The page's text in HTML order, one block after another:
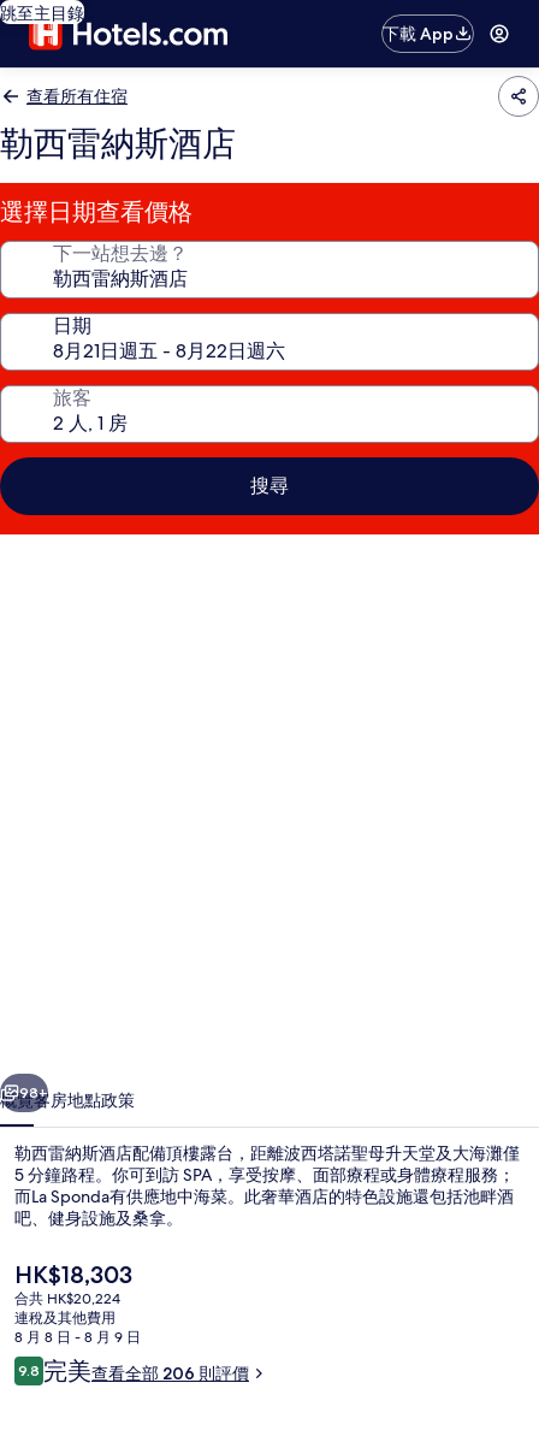
跳至主目錄
下載 App
查看所有住宿
勒西雷納斯酒店
選擇日期查看價格
下一站想去邊？
日期
旅客
搜尋
相
片
集
個 下一個
98+
概覽客房地點政策
勒西雷納斯酒店配備頂樓露台，距離波西塔諾聖母升天堂及大海灘僅
5 分鐘路程。你可到訪 SPA，享受按摩、面部療程或身體療程服務；
而La Sponda有供應地中海菜。此奢華酒店的特色設施還包括池畔酒
吧、健身設施及桑拿。
現
價
HK$18,303
HK$18,303
合共 HK$20,224
連稅及其他費用
8 月 8 日 - 8 月 9 日
評
價
9.89.8 分，滿分 10 分，
完美查看全部 206 則評價